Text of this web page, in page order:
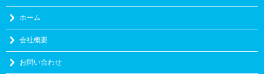
ホーム
会社概要
お問い合わせ